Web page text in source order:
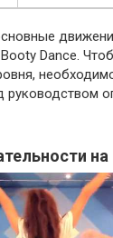
Dance.
руководством